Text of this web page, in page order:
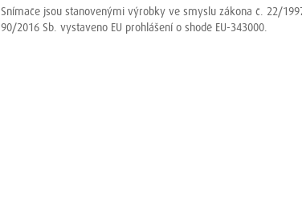
Snímače jsou stanovenými výrobky ve smyslu zákona č. 22/
90/2016 Sb. vystaveno EU prohlášení o shodě EU-343000.